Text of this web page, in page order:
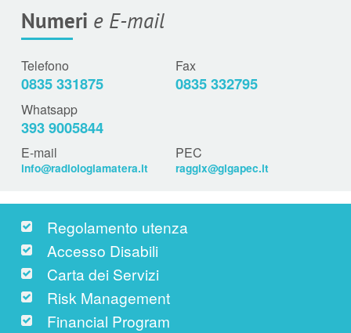
Numeri e E-mail
Telefono
0835 331875
Fax
0835 332795
Whatsapp
393 9005844
E-mail
info@radiologiamatera.it
PEC
raggix@gigapec.it
Regolamento utenza
Accesso Disabili
Carta dei Servizi
Risk Management
Financial Program